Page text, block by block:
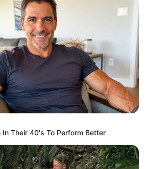
โมต
Their 40's To Perform Better